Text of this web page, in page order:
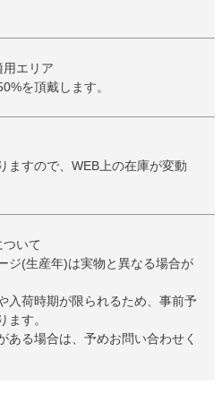
エリア
を頂戴します。
ますので、WEB上の在庫が変動
いて
ジ(生産年)は実物と異なる場合が
入荷時期が限られるため、事前予
ます。
ある場合は、予めお問い合わせく